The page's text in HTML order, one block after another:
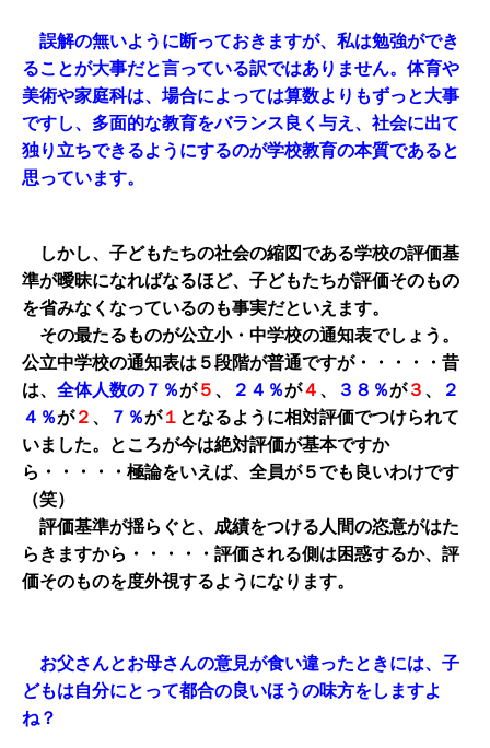
誤解の無いように断っておきますが、私は勉強ができ
ることが大事だと言っている訳ではありません。体育や
美術や家庭科は、場合によっては算数よりもずっと大事
ですし、多面的な教育をバランス良く与え、社会に出て
独り立ちできるようにするのが学校教育の本質であると
思っています。
しかし、子どもたちの社会の縮図である学校の評価基
準が曖昧になればなるほど、子どもたちが評価そのもの
を省みなくなっているのも事実だといえます。
その最たるものが公立小・中学校の通知表でしょう。
公立中学校の通知表は５段階が普通ですが・・・・・昔
は、 全体人数の７％が５ 、 ２４％が４ 、 ３８％が３ 、
２
４％が２ 、 ７％が１ となるように相対評価でつけられて
いました。ところが今は絶対評価が基本ですか
ら・・・・・極論をいえば、全員が５でも良いわけです
（笑）
評価基準が揺らぐと、成績をつける人間の恣意がはた
らきますから・・・・・評価される側は困惑するか、評
価そのものを度外視するようになります。
お父さんとお母さんの意見が食い違ったときには、子
どもは自分にとって都合の良いほうの味方をしますよ
ね？